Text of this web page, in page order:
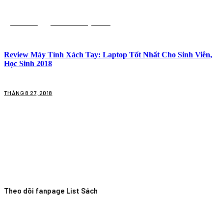
Review Máy Tính Xách Tay: Laptop Tốt Nhất Cho Sinh Viên,
Học Sinh 2018
THÁNG 8 27, 2018
Theo dõi fanpage List Sách